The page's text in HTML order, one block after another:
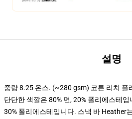
설명
중량 8.25 온스. (~280 gsm) 코튼 리치 플
단단한 색깔은 80% 면, 20% 폴리에스테
30% 폴리에스테입니다. 스낵 바 Heather